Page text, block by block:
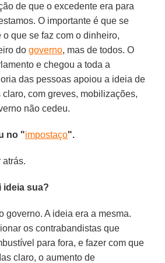
de que o excedente era para
O importante é que se
que se faz com o dinheiro,
dogoverno, mas de todos. O
e chegou a toda a
das pessoas apoiou a ideia de
claro, com greves, mobilizações,
não cedeu.
no "impostaço".
atrás.
sua?
governo. A ideia era a mesma.
os contrabandistas que
para fora, e fazer com que
claro, o aumento de